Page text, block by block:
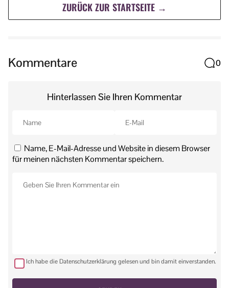
ZURÜCK ZUR STARTSEITE →
Kommentare 0
Hinterlassen Sie Ihren Kommentar
Name, E-Mail-Adresse und Website in diesem Browser
für meinen nächsten Kommentar speichern.
Ich habe die Datenschutzerklärung gelesen und bin damit einverstanden.